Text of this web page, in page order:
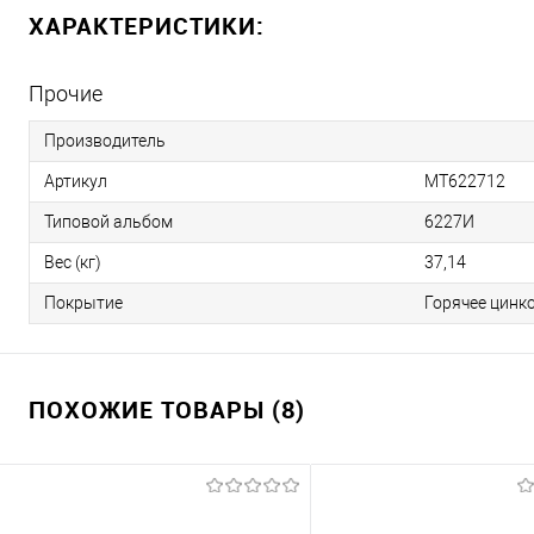
ХАРАКТЕРИСТИКИ:
Прочие
Производитель
Артикул МТ622712
Типовой альбом 6227И
Вес (кг) 37,14
Покрытие Горячее
ПОХОЖИЕ ТОВАРЫ (8)